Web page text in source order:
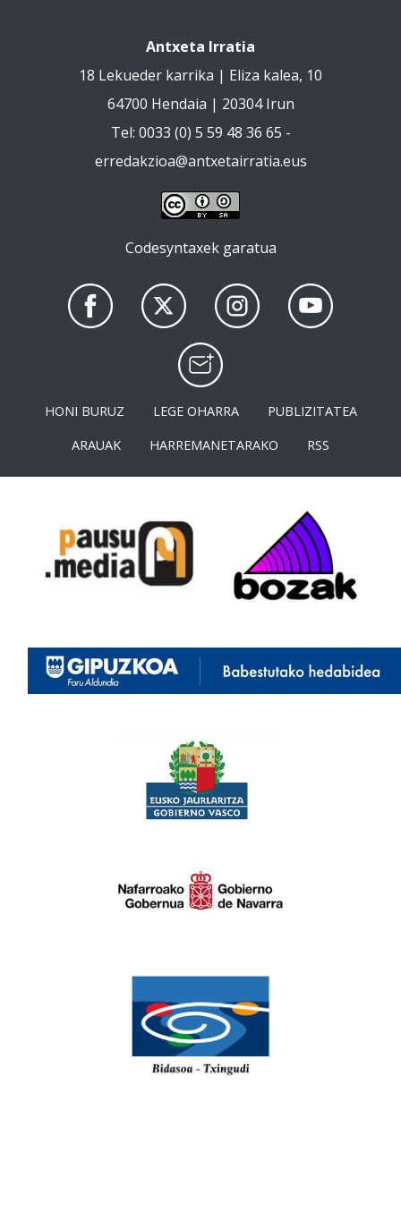
Antxeta Irratia
18 Lekueder karrika | Eliza kalea, 10
64700 Hendaia | 20304 Irun
Tel: 0033 (0) 5 59 48 36 65 -
erredakzioa@antxetairratia.eus
Codesyntaxek garatua
HONI BURUZ LEGE OHARRA
PUBLIZITATEA
ARAUAK
HARREMANETARAKO RSS